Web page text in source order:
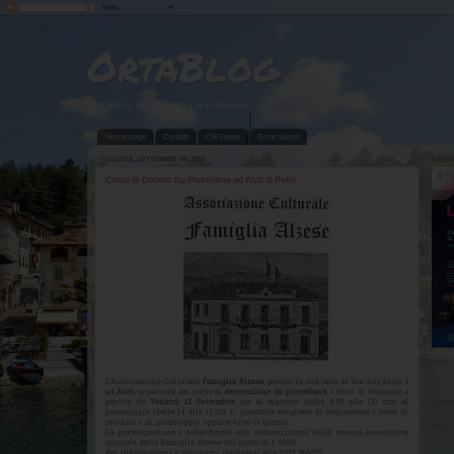
OrtaBlog
Home page Contatti Chi Siamo Dove Siamo
GIOVEDÌ, SETTEMBRE 04, 2008
Corso di Decoro Su Porcellana ad Alzo di Pella
L'Associazione Culturale Famiglia Alzese, presso la sua sede di Via dell'Asilo 3
ad Alzo, organizza dei corsi di decorazione su porcellana. I corsi si terranno a
partire da Venerdì 12 Settembre sia al mattino (dalle 9.30 alle 13) che al
pomeriggio (dalle 14 alle 17.30). E’ possibile scegliere di frequentare i corsi di
mattina o di pomeriggio oppure tutto il giorno.
La partecipazione è subordinata alla sottoscrizione della tessera associativa
annuale della Famiglia Alzese del costo di € 10,00.